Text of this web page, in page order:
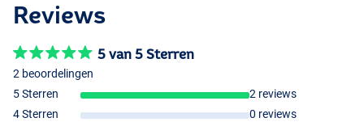
Reviews
5 van 5 Sterren
2 beoordelingen
5 Sterren
2 reviews
4 Sterren
0 reviews